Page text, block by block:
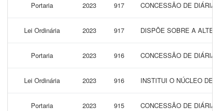
Portaria 2023 917 CONCESSÃO DE
Lei Ordinária 2023 917 DISPÕE SOBRE A
Portaria 2023 916 CONCESSÃO DE
Lei Ordinária 2023 916 INSTITUI O NÚCLEO DE
Portaria 2023 915 CONCESSÃO DE